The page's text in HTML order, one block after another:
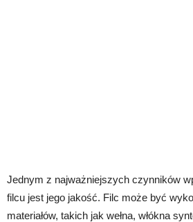
Jednym z najważniejszych czynników
filcu jest jego jakość. Filc może być
materiałów, takich jak wełna, włókna